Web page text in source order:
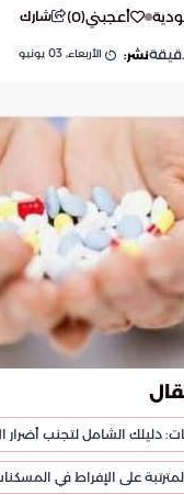
أعجبني(
0
) شارك
نشر: الأربعاء, 03 يونيو
المترتبة على الإفراط في